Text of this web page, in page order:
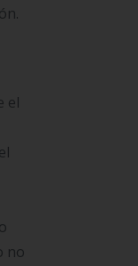
el
no